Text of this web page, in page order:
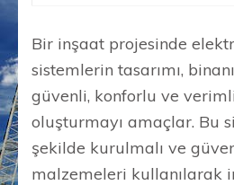
Bir inşaat projesinde
sistemlerin tasarımı,
güvenli, konforlu ve
oluşturmayı amaçlar. Bu
şekilde kurulmalı ve
malzemeleri kullanılarak